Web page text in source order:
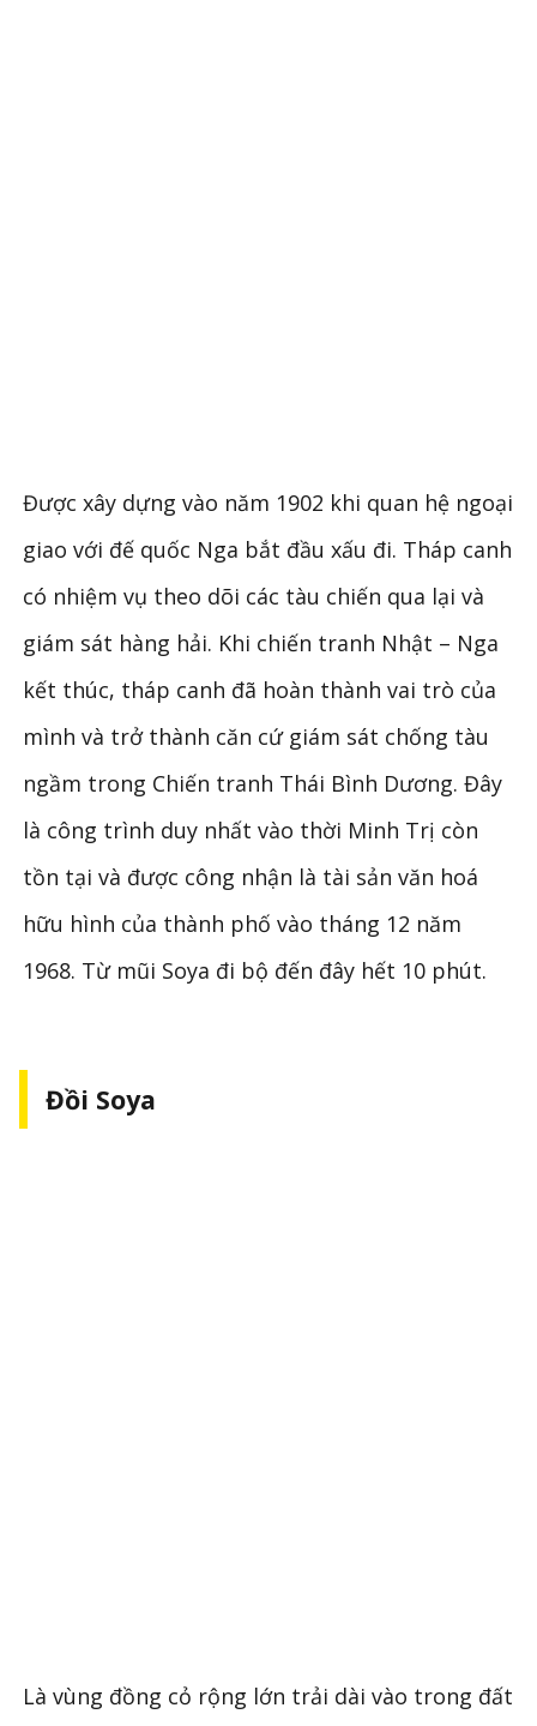
Được xây dựng vào năm 1902 khi quan hệ ngoại
giao với đế quốc Nga bắt đầu xấu đi. Tháp canh
có nhiệm vụ theo dõi các tàu chiến qua lại và
giám sát hàng hải. Khi chiến tranh Nhật – Nga
kết thúc, tháp canh đã hoàn thành vai trò của
mình và trở thành căn cứ giám sát chống tàu
ngầm trong Chiến tranh Thái Bình Dương. Đây
là công trình duy nhất vào thời Minh Trị còn
tồn tại và được công nhận là tài sản văn hoá
hữu hình của thành phố vào tháng 12 năm
1968. Từ mũi Soya đi bộ đến đây hết 10 phút.
Đồi Soya
Là vùng đồng cỏ rộng lớn trải dài vào trong đất